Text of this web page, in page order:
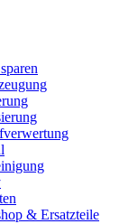
& Ersatzteile